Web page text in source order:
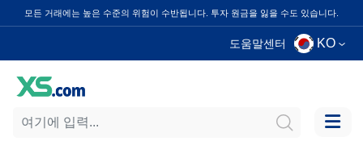
모든 거래에는 높은 수준의 위험이 수반됩니다. 투자 원금을 잃을 수도 있습니다.
도움말센터 KO